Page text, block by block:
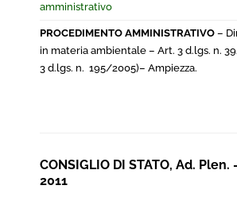
amministrativo
PROCEDIMENTO AMMINISTRATIVO –
in materia ambientale – Art. 3 d.lgs. n.
3 d.lgs. n. 195/2005)– Ampiezza.
CONSIGLIO DI STATO, Ad.
2011